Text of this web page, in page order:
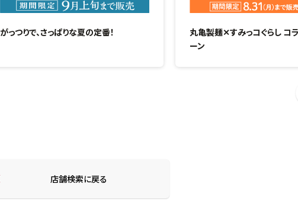
がっつりで、さっぱりな夏の定番！
丸亀製麺✕すみっコぐらし コ
ーン
店舗検索に戻る